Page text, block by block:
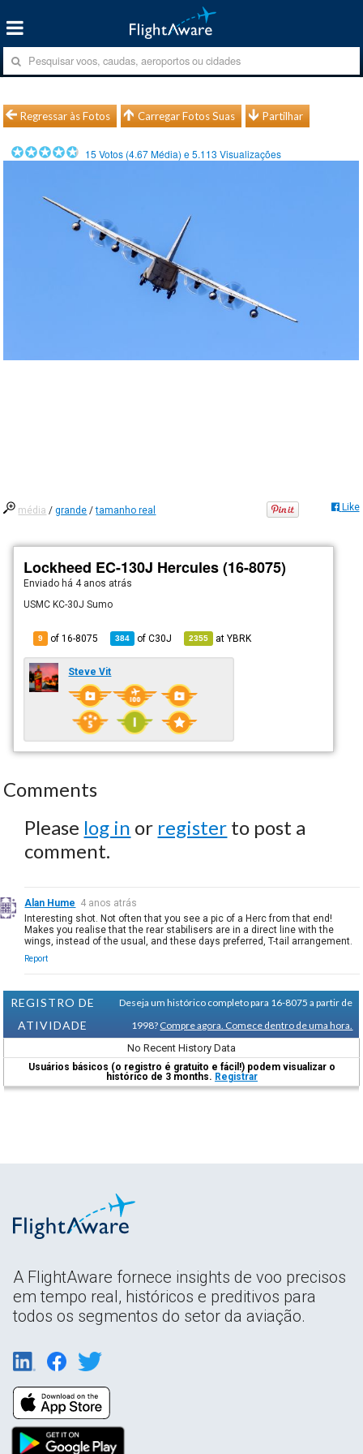
Regressar às Fotos Carregar Fotos Suas Partilhar
15 Votos (4.67Média) e5.113 Visualizações
média /grande /tamanho real Like
Lockheed EC-130J Hercules (16-8075)
Enviado há 4 anos atrás
USMC KC-30J Sumo
9 of 16-8075 384 ofC30J 2355 atYBRK
Steve Vit
Comments
Please log in or register to post a
comment.
Alan Hume 4 anos atrás
Interesting shot. Not often that you see a pic of a Herc from that end!
Makes you realise that the rear stabilisers are in a direct line with the
wings, instead of the usual, and these days preferred, T-tail arrangement.
Report
REGISTRO DE
ATIVIDADE
Deseja um histórico completo para 16-8075 a partir de
1998? Compre agora. Comece dentro de uma hora.
No Recent History Data
Usuários básicos (o registro é gratuito e fácil!) podem visualizar o
histórico de 3 months. Registrar
A FlightAware fornece insights de voo precisos
em tempo real, históricos e preditivos para
todos os segmentos do setor da aviação.